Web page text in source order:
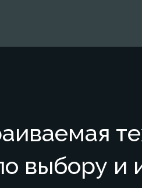
выбору и